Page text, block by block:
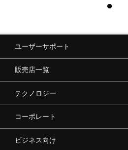
ユーザーサポート
販売店一覧
テクノロジー
コーポレート
ビジネス向け